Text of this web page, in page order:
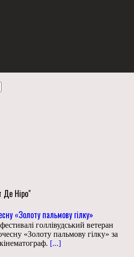
Де Ніро"
«Золоту пальмову гілку»
голлівудський ветеран
«Золоту пальмову гілку» за
[...]